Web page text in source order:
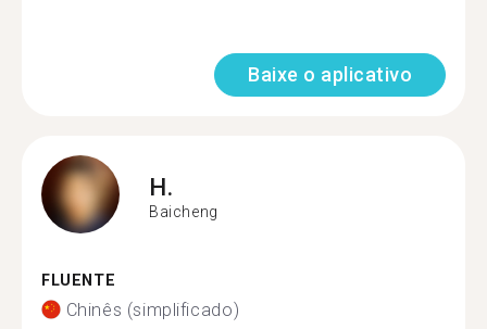
Baixe o aplicativo
H.
Baicheng
FLUENTE
Chinês (simplificado)